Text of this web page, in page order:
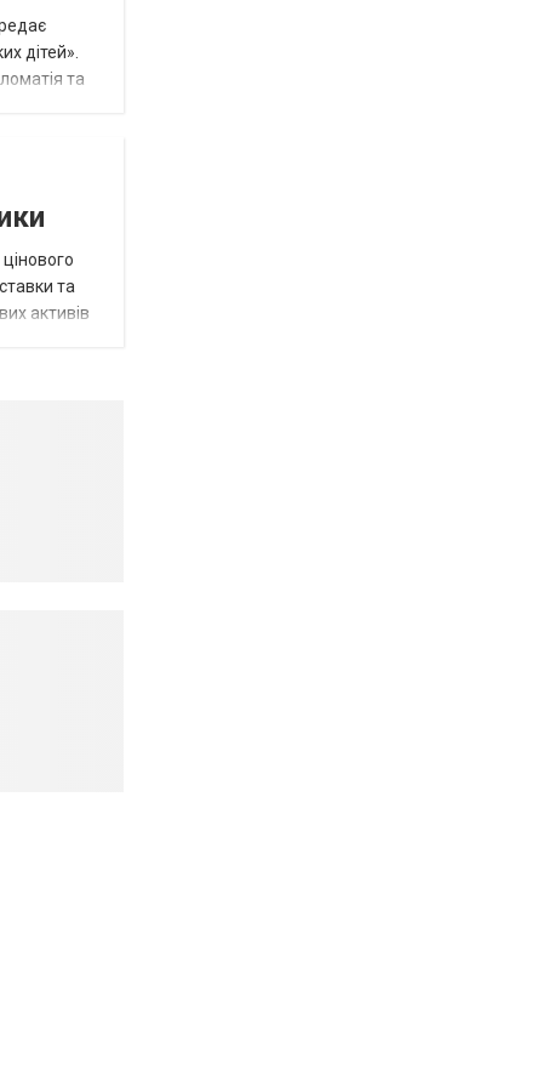
дітей».
та
та
активів